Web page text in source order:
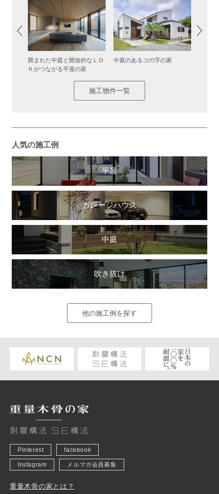
囲まれた中庭と開放的なＬＤ
Ｋがつながる平屋の家
中庭のあるコの字の家
施工物件一覧
人気の施工例
平屋
ガレージハウス
中庭
吹き抜け
他の施工例を探す
Pinterest facebook
Instagram メルマガ会員募集
重量木骨の家とは？